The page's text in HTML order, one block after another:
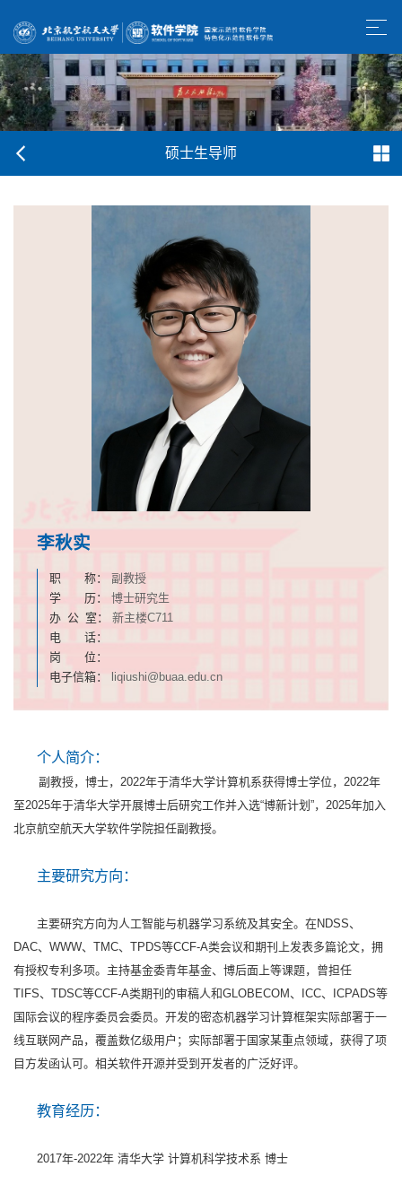
硕士生导师
李秋实
职 称： 副教授
学 历： 博士研究生
办 公 室： 新主楼C711
电 话：
岗 位：
电子信箱：
liqiushi@buaa.edu.cn
个人简介：
副教授，博士，2022年于清华大学计算机系获得博士学位，2022年
至2025年于清华大学开展博士后研究工作并入选“博新计划”，2025年加入
北京航空航天大学软件学院担任副教授。
主要研究方向：
主要研究方向为人工智能与机器学习系统及其安全。在NDSS、
DAC、WWW、TMC、TPDS等CCF-A类会议和期刊上发表多篇论文，拥
有授权专利多项。主持基金委青年基金、博后面上等课题，曾担任
TIFS、TDSC等CCF-A类期刊的审稿人和GLOBECOM、ICC、ICPADS等
国际会议的程序委员会委员。开发的密态机器学习计算框架实际部署于一
线互联网产品，覆盖数亿级用户；实际部署于国家某重点领域，获得了项
目方发函认可。相关软件开源并受到开发者的广泛好评。
教育经历：
2017年-2022年 清华大学 计算机科学技术系 博士